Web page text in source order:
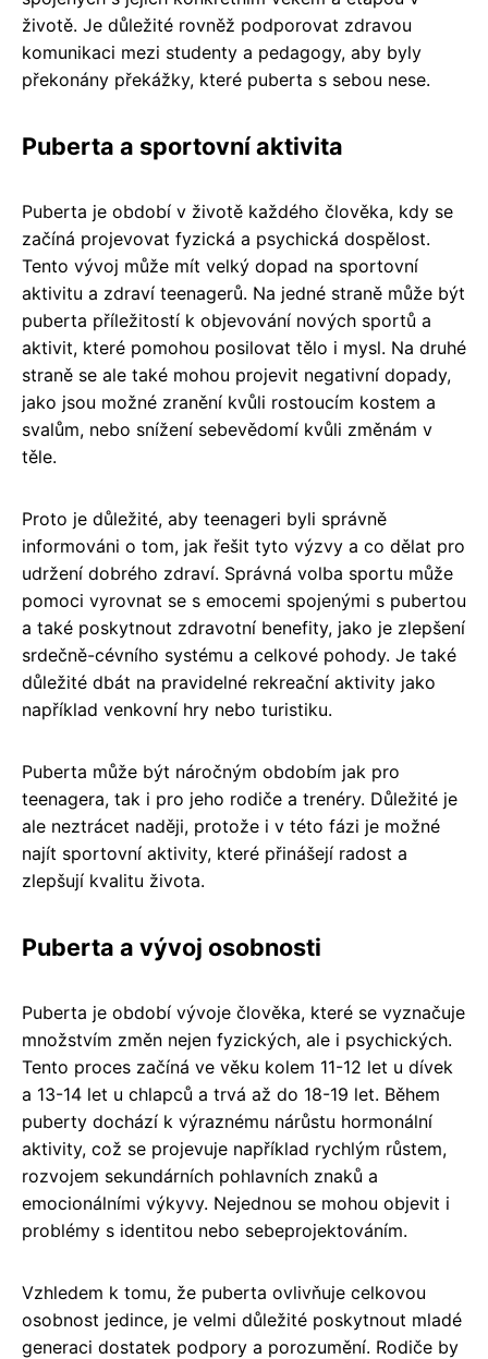
životě. Je důležité rovněž podporovat zdravou
komunikaci mezi studenty a pedagogy, aby byly
překonány překážky, které puberta s sebou nese.
Puberta a sportovní aktivita
Puberta je období v životě každého člověka, kdy se
začíná projevovat fyzická a psychická dospělost.
Tento vývoj může mít velký dopad na sportovní
aktivitu a zdraví teenagerů. Na jedné straně může být
puberta příležitostí k objevování nových sportů a
aktivit, které pomohou posilovat tělo i mysl. Na druhé
straně se ale také mohou projevit negativní dopady,
jako jsou možné zranění kvůli rostoucím kostem a
svalům, nebo snížení sebevědomí kvůli změnám v
těle.
Proto je důležité, aby teenageri byli správně
informováni o tom, jak řešit tyto výzvy a co dělat pro
udržení dobrého zdraví. Správná volba sportu může
pomoci vyrovnat se s emocemi spojenými s pubertou
a také poskytnout zdravotní benefity, jako je zlepšení
srdečně-cévního systému a celkové pohody. Je také
důležité dbát na pravidelné rekreační aktivity jako
například venkovní hry nebo turistiku.
Puberta může být náročným obdobím jak pro
teenagera, tak i pro jeho rodiče a trenéry. Důležité je
ale neztrácet naději, protože i v této fázi je možné
najít sportovní aktivity, které přinášejí radost a
zlepšují kvalitu života.
Puberta a vývoj osobnosti
Puberta je období vývoje člověka, které se vyznačuje
množstvím změn nejen fyzických, ale i psychických.
Tento proces začíná ve věku kolem 11-12 let u dívek
a 13-14 let u chlapců a trvá až do 18-19 let. Během
puberty dochází k výraznému nárůstu hormonální
aktivity, což se projevuje například rychlým růstem,
rozvojem sekundárních pohlavních znaků a
emocionálními výkyvy. Nejednou se mohou objevit i
problémy s identitou nebo sebeprojektováním.
Vzhledem k tomu, že puberta ovlivňuje celkovou
osobnost jedince, je velmi důležité poskytnout mladé
generaci dostatek podpory a porozumění. Rodiče by